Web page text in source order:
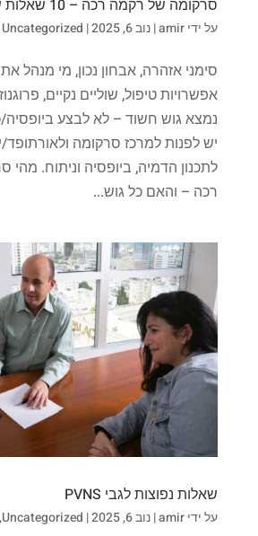
סרקומה של רקמה רכה – 10 שאלות שחייבים לדעת
על ידיamir
|נוב 6, 2025 |
Uncategorized
סימני אזהרה, אבחון נכון, מי מנהל
אפשרויות טיפול, שוליים נקיים,
נמצא גוש חשוד – לא לבצע
יש לפנות למרכז סרקומה ולאורתופד/
לתכנון הדמיה, ביופסיה וניתוח.
רכה – והאם כל גוש...
שאלות נפוצות לגבי PVNS
על ידיamir
|נוב 6, 2025 |
Uncategorized
,